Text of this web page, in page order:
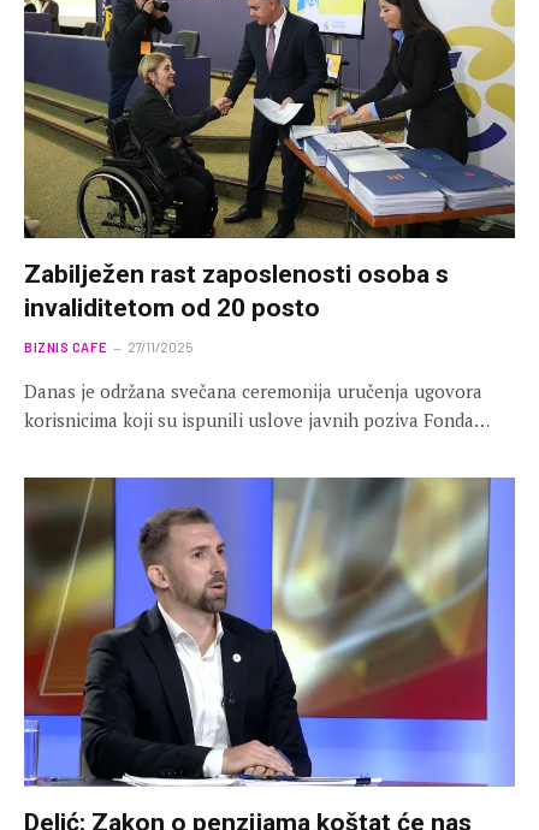
Zabilježen rast zaposlenosti osoba s
invaliditetom od 20 posto
BIZNIS CAFE 27/11/2025
Danas je održana svečana ceremonija uručenja ugovora
korisnicima koji su ispunili uslove javnih poziva Fonda…
Delić: Zakon o penzijama koštat će nas